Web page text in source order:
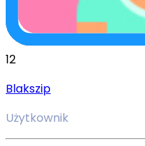
12
Blakszip
Użytkownik